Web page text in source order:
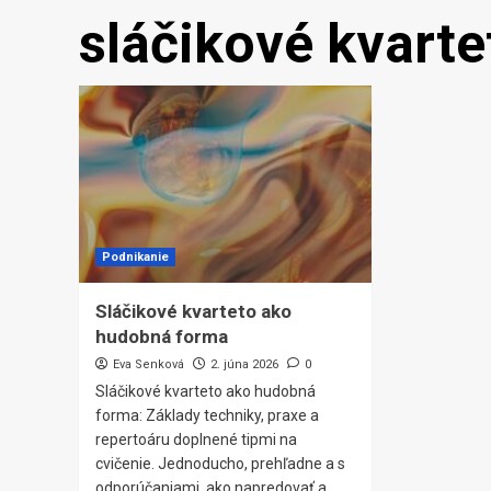
sláčikové
Podnikanie
Sláčikové kvarteto ako
hudobná forma
Eva Senková 2. júna 2026 0
Sláčikové kvarteto ako hudobná
forma: Základy techniky, praxe a
repertoáru doplnené tipmi na
cvičenie. Jednoducho, prehľadne a s